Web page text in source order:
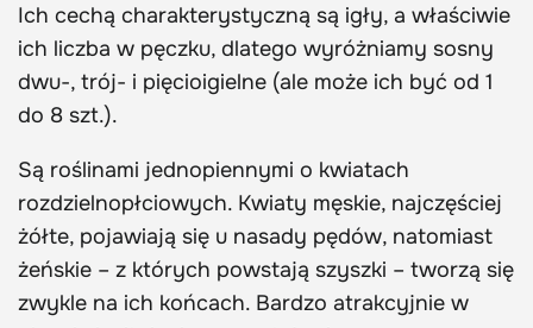
Ich cechą charakterystyczną są igły, a właściwie
ich liczba w pęczku, dlatego wyróżniamy sosny
dwu-, trój- i pięcioigielne (ale może ich być od 1
do 8 szt.).
Są roślinami jednopiennymi o kwiatach
rozdzielnopłciowych. Kwiaty męskie, najczęściej
żółte, pojawiają się u nasady pędów, natomiast
żeńskie – z których powstają szyszki – tworzą się
zwykle na ich końcach. Bardzo atrakcyjnie w